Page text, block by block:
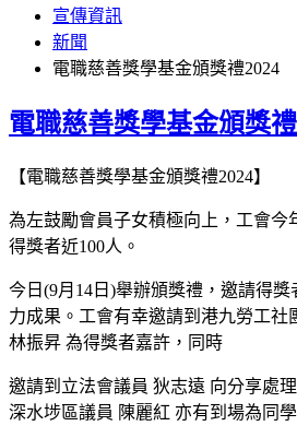
宣傳資訊
新聞
電職慈善獎學基金頒獎禮2024
電職慈善獎學基金頒獎
【電職慈善獎學基金頒獎禮2024】
為左鼓勵會員子女積極向上，工會今
得獎者近100人。
今日(9月14日)舉辦頒獎禮，邀請得
力成果。工會有幸邀請到港九勞工社
林振昇 為得獎者嘉許，同時
邀請到立法會議員 狄志遠 向分享處
深水埗區議員 陳麗紅 亦有到場為同